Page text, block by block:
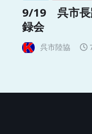
9/19 呉市長
録会
呉市陸協